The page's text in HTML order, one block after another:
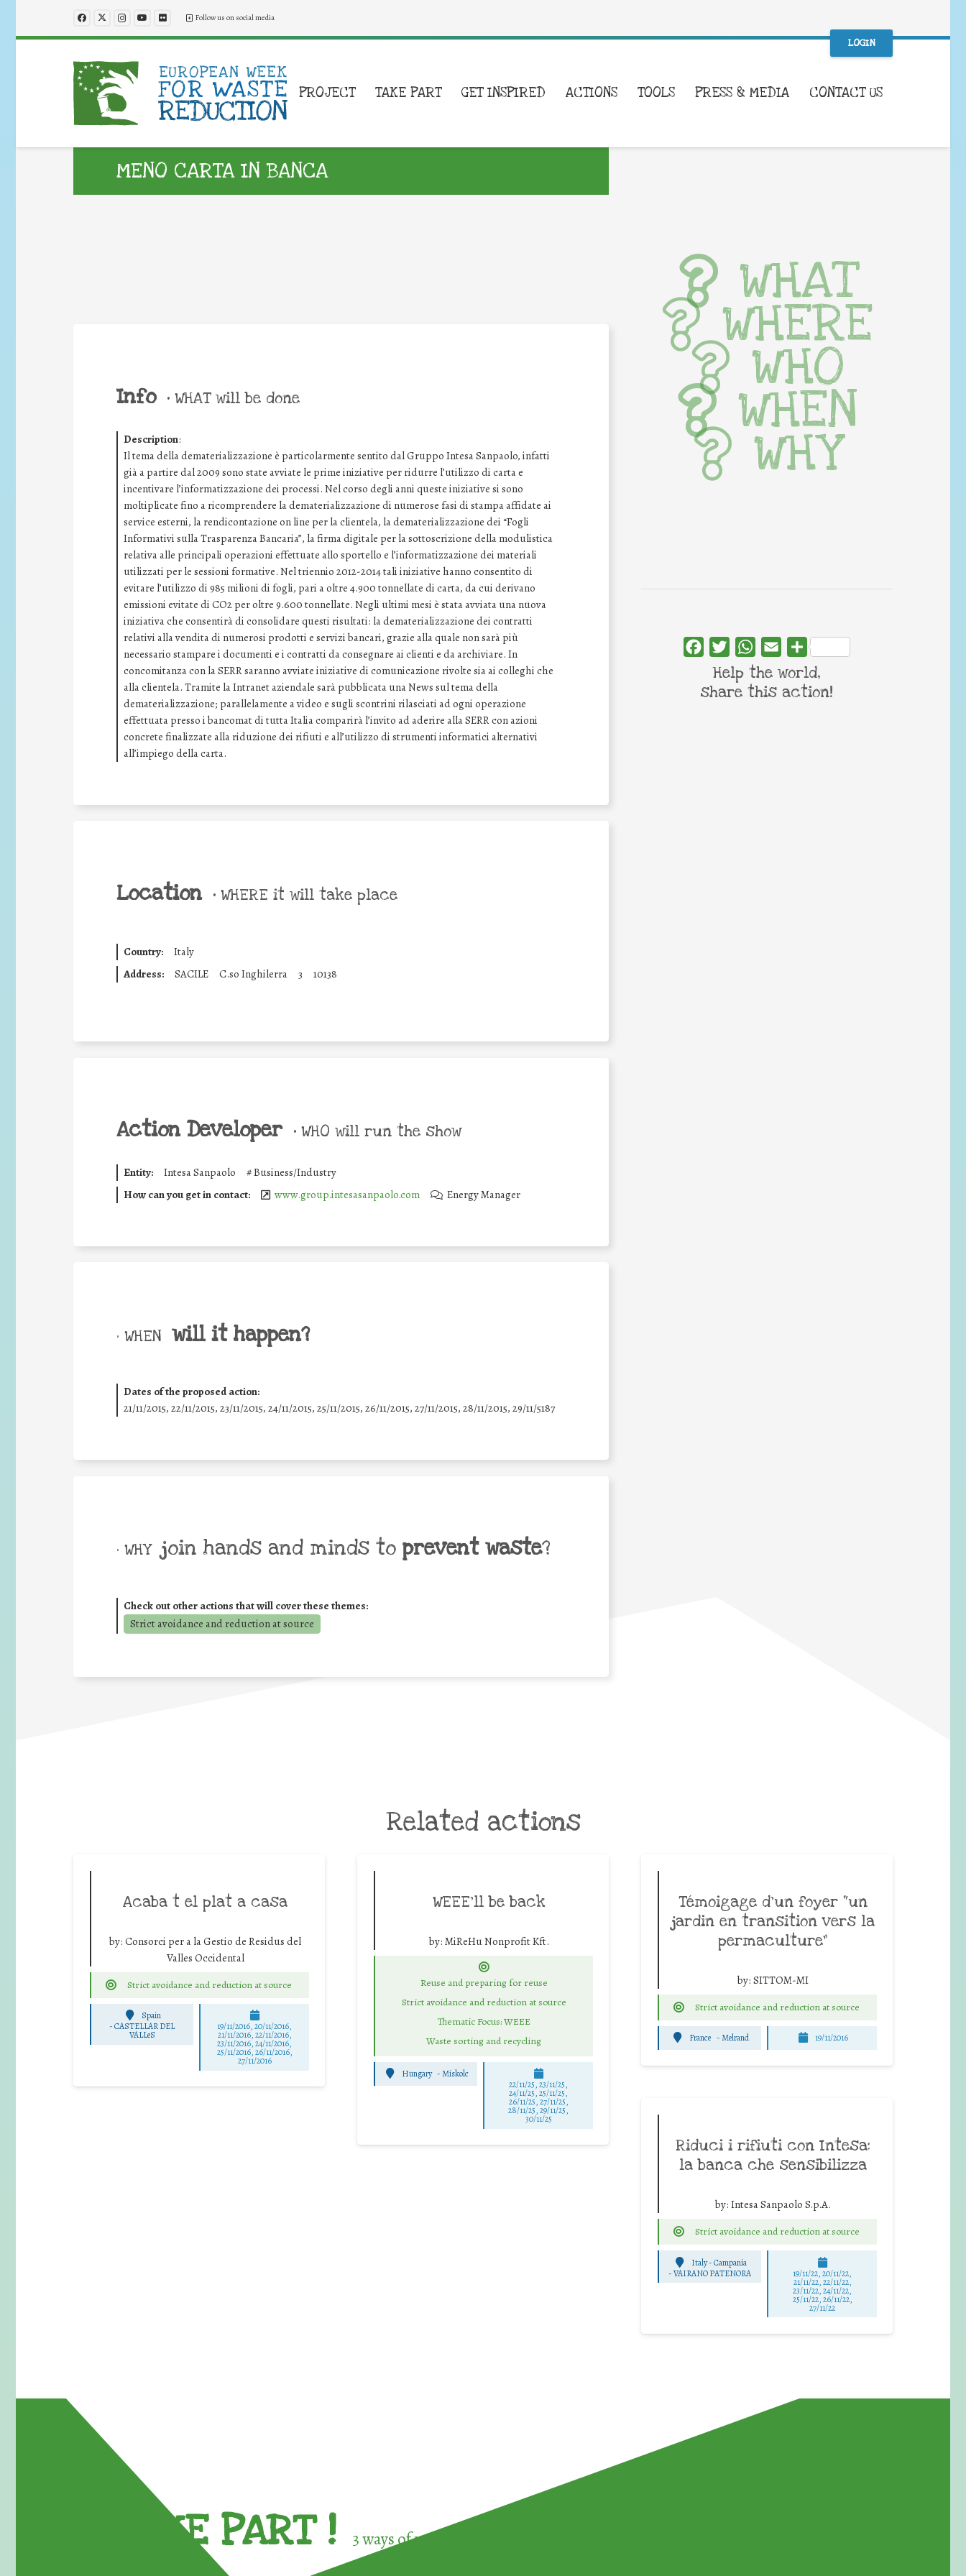
Follow us on social media
LOGIN
PROJECT TAKE PART GET INSPIRED ACTIONS TOOLS PRESS & MEDIA CONTACT US
MENO CARTA IN BANCA
Info • WHAT will be done
Description:
Il tema della dematerializzazione è particolarmente sentito dal Gruppo Intesa Sanpaolo, infatti
già a partire dal 2009 sono state avviate le prime iniziative per ridurre l’utilizzo di carta e
incentivare l’informatizzazione dei processi. Nel corso degli anni queste iniziative si sono
moltiplicate fino a ricomprendere la dematerializzazione di numerose fasi di stampa affidate ai
service esterni, la rendicontazione on line per la clientela, la dematerializzazione dei “Fogli
Informativi sulla Trasparenza Bancaria”, la firma digitale per la sottoscrizione della modulistica
relativa alle principali operazioni effettuate allo sportello e l’informatizzazione dei materiali
utilizzati per le sessioni formative. Nel triennio 2012-2014 tali iniziative hanno consentito di
evitare l’utilizzo di 985 milioni di fogli, pari a oltre 4.900 tonnellate di carta, da cui derivano
emissioni evitate di CO2 per oltre 9.600 tonnellate. Negli ultimi mesi è stata avviata una nuova
iniziativa che consentirà di consolidare questi risultati: la dematerializzazione dei contratti
relativi alla vendita di numerosi prodotti e servizi bancari, grazie alla quale non sarà più
necessario stampare i documenti e i contratti da consegnare ai clienti e da archiviare. In
concomitanza con la SERR saranno avviate iniziative di comunicazione rivolte sia ai colleghi che
alla clientela. Tramite la Intranet aziendale sarà pubblicata una News sul tema della
dematerializzazione; parallelamente a video e sugli scontrini rilasciati ad ogni operazione
effettuata presso i bancomat di tutta Italia comparirà l’invito ad aderire alla SERR con azioni
concrete finalizzate alla riduzione dei rifiuti e all’utilizzo di strumenti informatici alternativi
all’impiego della carta.
Location • WHERE it will take place
Country:
Italy
Address:
SACILE C.so Inghilerra 3 10138
Action Developer • WHO will run the show
Entity: Intesa Sanpaolo #Business/Industry
How can you get in contact:
www.group.intesasanpaolo.com Energy Manager
• WHEN will it happen?
Dates of the proposed action:
21/11/2015, 22/11/2015, 23/11/2015, 24/11/2015, 25/11/2015, 26/11/2015, 27/11/2015, 28/11/2015, 29/11/5187
• WHY join hands and minds to prevent waste?
Check out other actions that will cover these themes:
Strict avoidance and reduction at source
WHAT
WHERE
WHO
WHEN
WHY
FacebookTwitterWhatsApp
Email Share
Help the world,
share this action!
Related actions
Acaba t el plat a casa
by: Consorci per a la Gestio de Residus del
Valles Occidental
Strict avoidance and reduction at source
Spain
-CASTELLAR DEL
VALLeS
19/11/2016, 20/11/2016,
21/11/2016, 22/11/2016,
23/11/2016, 24/11/2016,
25/11/2016, 26/11/2016,
27/11/2016
WEEE’ll be back
by: MiReHu Nonprofit Kft.
Reuse and preparing for reuse
Strict avoidance and reduction at source
Thematic Focus: WEEE
Waste sorting and recycling
Hungary -Miskolc
22/11/25,23/11/25,
24/11/25,25/11/25,
26/11/25,27/11/25,
28/11/25,29/11/25,
30/11/25
Témoigage d’un foyer “un
jardin en transition vers la
permaculture”
by: SITTOM-MI
Strict avoidance and reduction at source
France -Melrand 19/11/2016
Riduci i rifiuti con Intesa:
la banca che sensibilizza
by: Intesa Sanpaolo S.p.A.
Strict avoidance and reduction at source
Italy - Campania
-VAIRANO PATENORA 19/11/22, 20/11/22,
21/11/22, 22/11/22,
23/11/22, 24/11/22,
25/11/22, 26/11/22,
27/11/22
TAKE PART ! 3 ways of participating in the